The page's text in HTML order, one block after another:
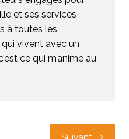
et ses services
à toutes les
vivent avec un
ce qui m’anime au